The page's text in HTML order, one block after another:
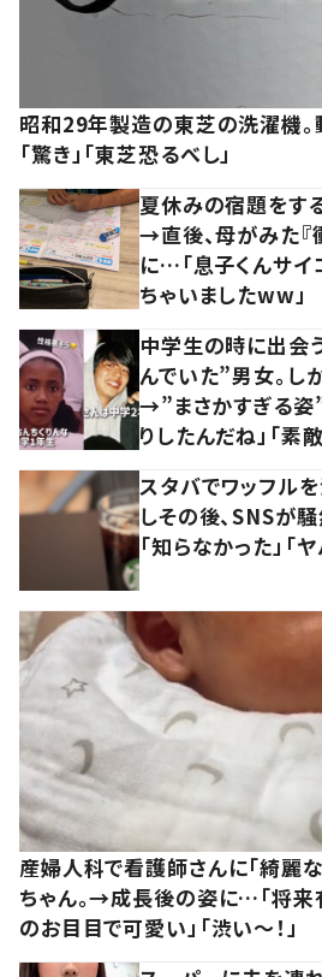
昭和29年製造の東芝の洗濯機
「驚き」「東芝恐るべし」
夏休みの宿題をす
→直後、母がみた『
に…「息子くんサイ
ちゃいましたww」
中学生の時に出会
んでいた”男女。し
→”まさかすぎる姿
りしたんだね」「素
スタバでワッフル
しその後、SNSが
「知らなかった」「
産婦人科で看護師さんに「綺麗
ちゃん。→成長後の姿に…「将来
のお目目で可愛い」「渋い～！」